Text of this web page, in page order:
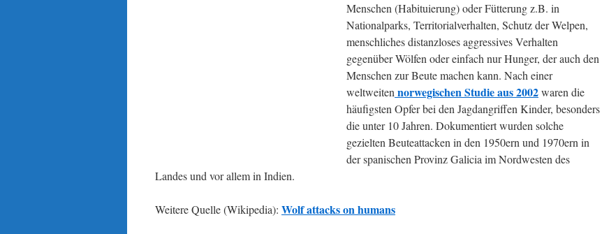
Menschen (Habituierung) oder Fütterung z.B. in
Nationalparks, Territorialverhalten, Schutz der Welpen,
menschliches distanzloses aggressives Verhalten
gegenüber Wölfen oder einfach nur Hunger, der auch den
Menschen zur Beute machen kann. Nach einer
weltweiten norwegischen Studie aus 2002waren die
häufigsten Opfer bei den Jagdangriffen Kinder, besonders
die unter 10 Jahren. Dokumentiert wurden solche
gezielten Beuteattacken in den 1950ern und 1970ern in
der spanischen Provinz Galicia im Nordwesten des
Landes und vor allem in Indien.
Weitere Quelle (Wikipedia): Wolf attacks on humans